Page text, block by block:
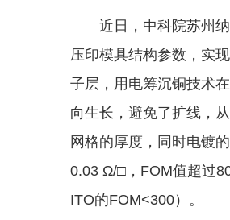
近日，中科院苏州
压印模具结构参数，实
子层，用电筹沉铜技术
向生长，避免了扩线，
网格的厚度，同时电镀
0.03 Ω/□，FOM值超过
ITO的FOM<300）。